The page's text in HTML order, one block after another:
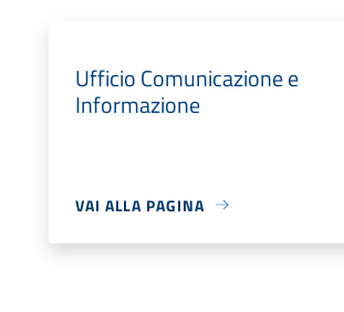
Ufficio Comunicazione e
Informazione
VAI ALLA PAGINA